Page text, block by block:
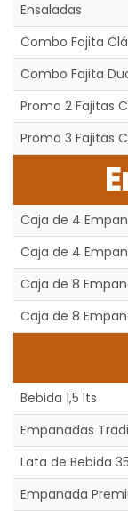
Ensaladas
Combo Fajita
Combo Fajita
Promo 2 Fajitas
Promo 3 Fajitas
Caja de 4
Caja de 4
Caja de 8
Caja de 8
Bebida 1,5 lts
Empanadas
Lata de Bebida
Empanada